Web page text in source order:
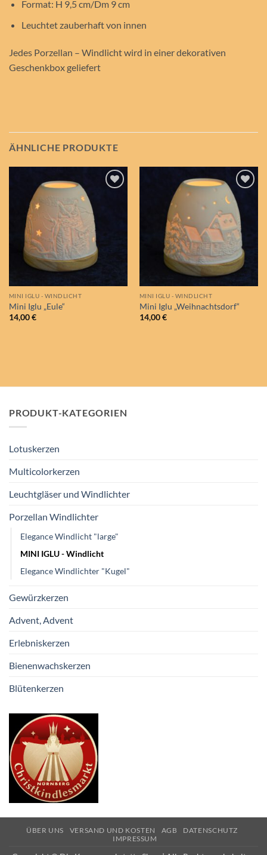
Format: H 9,5 cm/Dm 9 cm
Leuchtet zauberhaft von innen
Jedes Porzellan – Windlicht wird in einer dekorativen
Geschenkbox geliefert
ÄHNLICHE PRODUKTE
Wunschliste
MINI IGLU - WINDLICHT
Mini Iglu „Eule“
14,00€
Auf die
Wunschliste
MINI IGLU - WINDLICHT
Mini Iglu „Weihnachtsdorf“
14,00€
PRODUKT-KATEGORIEN
Lotuskerzen
Multicolorkerzen
Leuchtgläser und Windlichter
Porzellan Windlichter
Elegance Windlicht "large"
MINI IGLU - Windlicht
Elegance Windlichter "Kugel"
Gewürzkerzen
Advent, Advent
Erlebniskerzen
Bienenwachskerzen
Blütenkerzen
ÜBER UNS VERSAND UND KOSTEN AGB
DATENSCHUTZ
IMPRESSUM